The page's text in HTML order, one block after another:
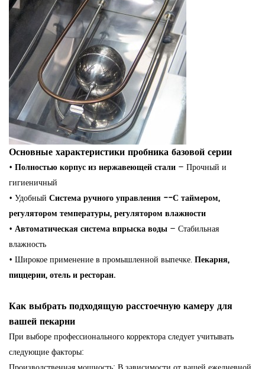
Основные характеристики пробника базовой серии
• Полностью корпус из нержавеющей стали – Прочный и
гигиеничный
• Удобный Система ручного управления --С таймером,
регулятором температуры, регулятором влажности
• Автоматическая система впрыска воды – Стабильная
влажность
• Широкое применение в промышленной выпечке.Пекарня,
пиццерии, отель и ресторан.
Как выбрать подходящую расстоечную камеру для
вашей пекарни
При выборе профессионального корректора следует учитывать
следующие факторы: